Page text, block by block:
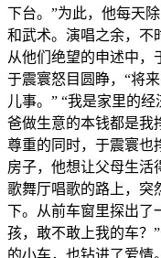
下台。”为此，他每天
和武术。演唱之余，不
从他们绝望的申述中，
于震寰怒目圆睁，“将
儿事。” “我是家里的
爸做生意的本钱都是我
尊重的同时，于震寰也
房子，他想让父母生活
歌舞厅唱歌的路上，突
下。从前车窗里探出了
孩，敢不敢上我的车？
的小车，也钻进了爱情